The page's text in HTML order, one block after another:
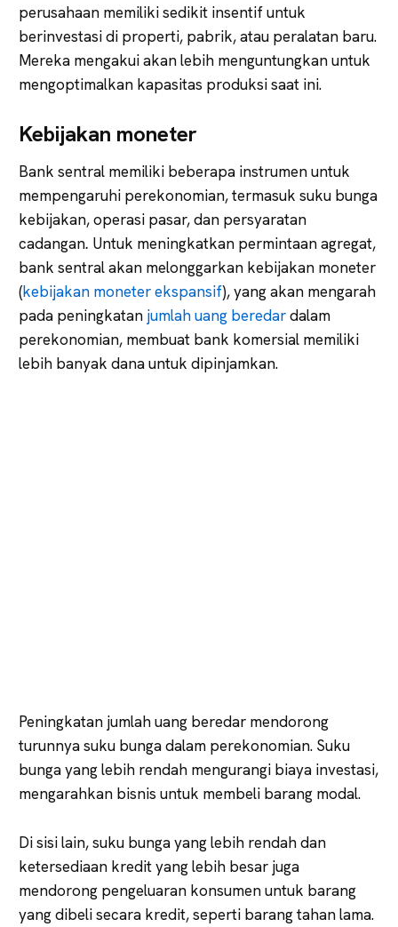
perusahaan memiliki sedikit insentif untuk
berinvestasi di properti, pabrik, atau peralatan baru.
Mereka mengakui akan lebih menguntungkan untuk
mengoptimalkan kapasitas produksi saat ini.
Kebijakan moneter
Bank sentral memiliki beberapa instrumen untuk
mempengaruhi perekonomian, termasuk suku bunga
kebijakan, operasi pasar, dan persyaratan
cadangan. Untuk meningkatkan permintaan agregat,
bank sentral akan melonggarkan kebijakan moneter
(kebijakan moneter ekspansif), yang akan mengarah
pada peningkatan jumlah uang beredardalam
perekonomian, membuat bank komersial memiliki
lebih banyak dana untuk dipinjamkan.
Peningkatan jumlah uang beredar mendorong
turunnya suku bunga dalam perekonomian. Suku
bunga yang lebih rendah mengurangi biaya investasi,
mengarahkan bisnis untuk membeli barang modal.
Di sisi lain, suku bunga yang lebih rendah dan
ketersediaan kredit yang lebih besar juga
mendorong pengeluaran konsumen untuk barang
yang dibeli secara kredit, seperti barang tahan lama.